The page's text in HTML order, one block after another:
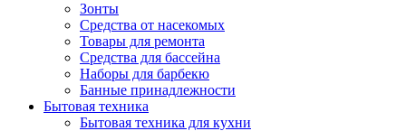
Зонты
Средства от насекомых
Товары для ремонта
Средства для бассейна
Наборы для барбекю
Банные принадлежности
Бытовая техника
Бытовая техника для кухни